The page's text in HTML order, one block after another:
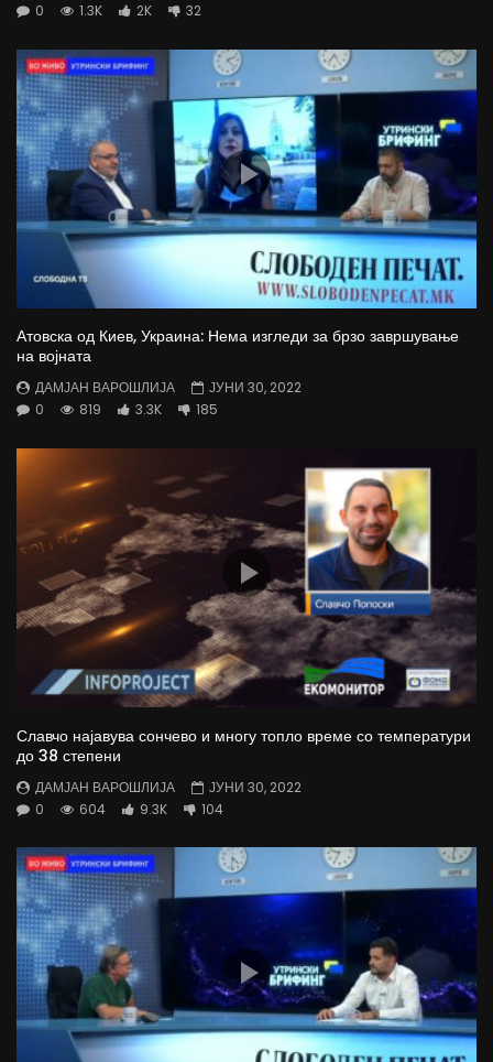
0
1.3K 2K 32
Атовска од Киев, Украина: Нема изгледи за брзо завршување
на војната
ДАМЈАН ВАРОШЛИЈА
ЈУНИ 30, 2022
0
819 3.3K 185
Славчо најавува сончево и многу топло време со температури
до 38 степени
ДАМЈАН ВАРОШЛИЈА
ЈУНИ 30, 2022
0
604 9.3K 104